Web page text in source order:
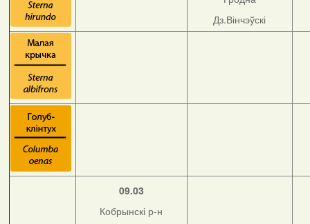
Дз.Вінчэўскі
09.03
Кобрынскі р-н